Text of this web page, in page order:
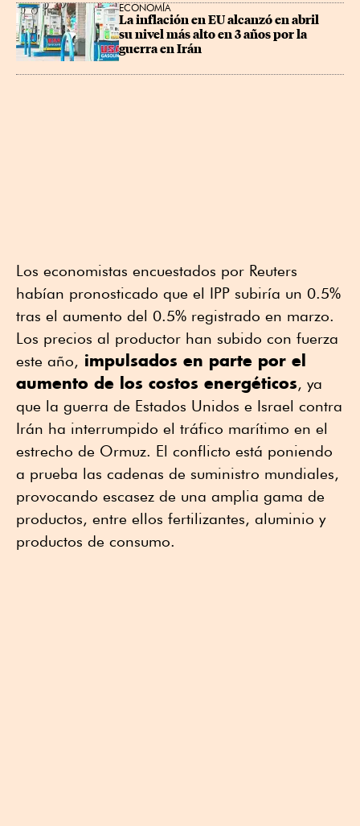
ECONOMÍA
La inflación en EU alcanzó en abril
su nivel más alto en 3 años por la
guerra en Irán
Los economistas encuestados por Reuters
habían pronosticado que el IPP subiría un 0.5%
tras el aumento del 0.5% registrado en marzo.
Los precios al productor han subido con fuerza
este año, impulsados en parte por el
aumento de los costos energéticos, ya
que la guerra de Estados Unidos e Israel contra
Irán ha interrumpido el tráfico marítimo en el
estrecho de Ormuz. El conflicto está poniendo
a prueba las cadenas de suministro mundiales,
provocando escasez de una amplia gama de
productos, entre ellos fertilizantes, aluminio y
productos de consumo.